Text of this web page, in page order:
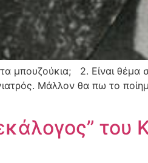
μπουζούκια; 2. Είναι θέμα
Μάλλον θα πω το
του